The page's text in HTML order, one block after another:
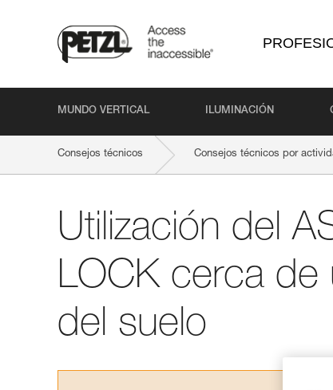
MUNDO VERTICAL ILUMINACIÓN
Consejos técnicos Consejos técnicos por
Utilización del
LOCK cerca
del suelo